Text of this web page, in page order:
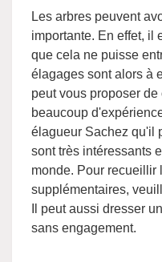
Les arbres peuvent
importante. En effet, il
que cela ne puisse
élagages sont alors à
peut vous proposer
beaucoup
élagueur Sachez qu'il
sont très intéressants
monde. Pour recueillir
supplémentaires,
Il peut aussi dresser
sans engagement.